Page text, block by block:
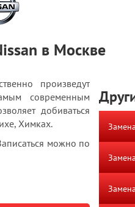
в Москве
произведут
современным
добиваться
Химках.
можно по